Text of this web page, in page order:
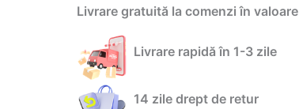
Livrare gratuită la comenzi în
Livrare rapidă în 1-3 zile
14 zile drept de retur